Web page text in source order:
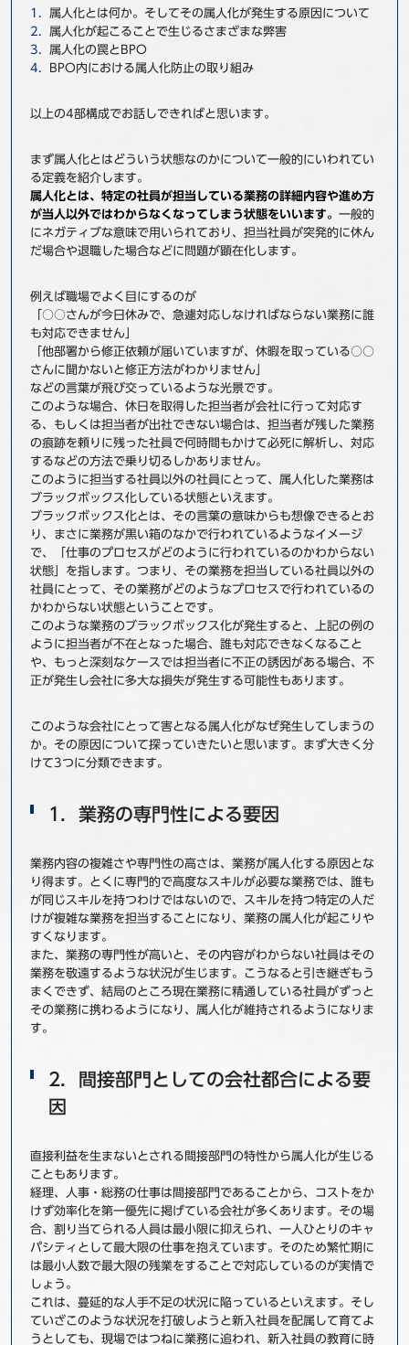
属人化とは何か。そしてその属人化が発生する原因について
属人化が起こることで生じるさまざまな弊害
属人化の罠とBPO
BPO内における属人化防止の取り組み
以上の4部構成でお話しできればと思います。
まず属人化とはどういう状態なのかについて一般的にいわれてい
る定義を紹介します。
属人化とは、特定の社員が担当している業務の詳細内容や進め方
が当人以外ではわからなくなってしまう状態をいいます。 一般的
にネガティブな意味で用いられており、担当社員が突発的に休ん
だ場合や退職した場合などに問題が顕在化します。
例えば職場でよく目にするのが
「○○さんが今日休みで、急遽対応しなければならない業務に誰
も対応できません」
「他部署から修正依頼が届いていますが、休暇を取っている○○
さんに聞かないと修正方法がわかりません」
などの言葉が飛び交っているような光景です。
このような場合、休日を取得した担当者が会社に行って対応す
る、もしくは担当者が出社できない場合は、担当者が残した業務
の痕跡を頼りに残った社員で何時間もかけて必死に解析し、対応
するなどの方法で乗り切るしかありません。
このように担当する社員以外の社員にとって、属人化した業務は
ブラックボックス化している状態といえます。
ブラックボックス化とは、その言葉の意味からも想像できるとお
り、まさに業務が黒い箱のなかで行われているようなイメージ
で、
「仕事のプロセスがどのように行われているのかわからない
状態」 を指します。つまり、その業務を担当している社員以外の
社員にとって、その業務がどのようなプロセスで行われているの
かわからない状態ということです。
このような業務のブラックボックス化が発生すると、上記の例の
ように担当者が不在となった場合、誰も対応できなくなること
や、もっと深刻なケースでは担当者に不正の誘因がある場合、不
正が発生し会社に多大な損失が発生する可能性もあります。
このような会社にとって害となる属人化がなぜ発生してしまうの
か。その原因について探っていきたいと思います。まず大きく分
けて3つに分類できます。
1．業務の専門性による要因
業務内容の複雑さや専門性の高さは、業務が属人化する原因とな
り得ます。とくに専門的で高度なスキルが必要な業務では、誰も
が同じスキルを持つわけではないので、スキルを持つ特定の人だ
けが複雑な業務を担当することになり、業務の属人化が起こりや
すくなります。
また、業務の専門性が高いと、その内容がわからない社員はその
業務を敬遠するような状況が生じます。こうなると引き継ぎもう
まくできず、結局のところ現在業務に精通している社員がずっと
その業務に携わるようになり、属人化が維持されるようになりま
す。
2．間接部門としての会社都合による要
因
直接利益を生まないとされる間接部門の特性から属人化が生じる
こともあります。
経理、人事・総務の仕事は間接部門であることから、コストをか
けず効率化を第一優先に掲げている会社が多くあります。その場
合、割り当てられる人員は最小限に抑えられ、一人ひとりのキャ
パシティとして最大限の仕事を抱えています。そのため繁忙期に
は最小人数で最大限の残業をすることで対応しているのが実情で
しょう。
これは、蔓延的な人手不足の状況に陥っているといえます。そし
ていざこのような状況を打破しようと新入社員を配属して育てよ
うとしても、現場ではつねに業務に追われ、新入社員の教育に時